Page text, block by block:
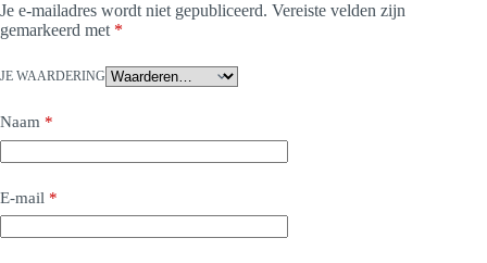
Je e-mailadres wordt niet gepubliceerd. Vereiste velden zijn
gemarkeerd met *
JE WAARDERING
Naam *
E-mail *